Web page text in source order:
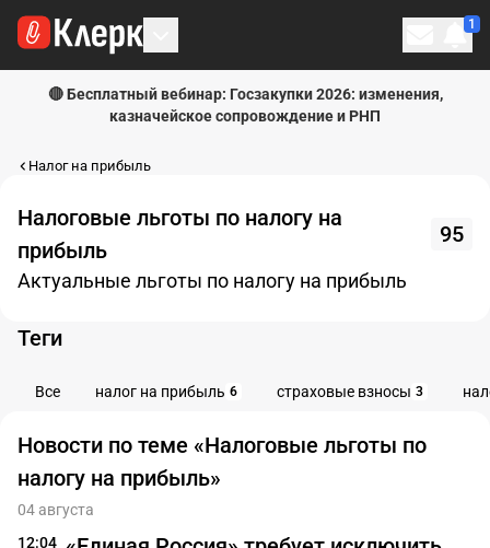
1
🔴 Бесплатный вебинар: Госзакупки 2026: изменения,
казначейское сопровождение и РНП
Налог на прибыль
Налоговые льготы по налогу на
прибыль
95
Актуальные льготы по налогу на прибыль
Теги
Все налог на прибыль 6 страховые взносы 3
Новости по теме «Налоговые льготы по
налогу на прибыль»
04 августа
12:04